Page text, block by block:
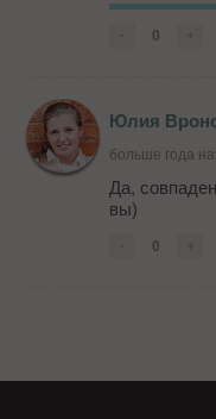
А на сайте
"Более того,
0
Юлия
больше года
Да,
вы)
0